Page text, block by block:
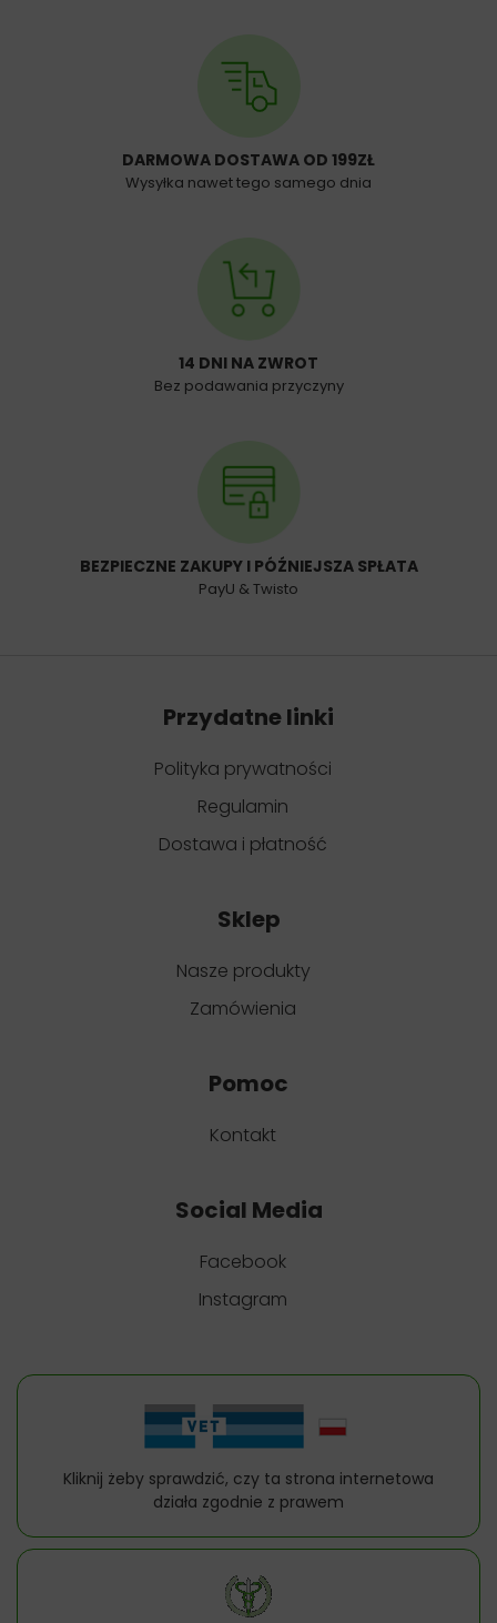
DARMOWA DOSTAWA OD 199ZŁ
Wysyłka nawet tego samego dnia
14 DNI NA ZWROT
Bez podawania przyczyny
BEZPIECZNE ZAKUPY I PÓŹNIEJSZA SPŁATA
PayU & Twisto
Przydatne linki
Polityka prywatności
Regulamin
Dostawa i płatność
Sklep
Nasze produkty
Zamówienia
Pomoc
Kontakt
Social Media
Facebook
Instagram
Kliknij żeby sprawdzić, czy ta strona internetowa
działa zgodnie z prawem